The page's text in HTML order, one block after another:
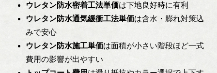
ウレタン防水密着工法単価は下地良好時に有利
ウレタン防水通気緩衝工法単価は含水・膨れ対策込
みで安心
ウレタン防水施工単価は面積が小さい階段ほど一式
費用の影響が出やすい